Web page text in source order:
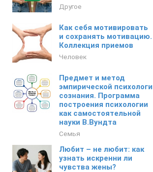
Другое
Как себя мотивировать
и сохранять мотивацию.
Коллекция приемов
Человек
Предмет и метод
эмпирической
сознания. Программа
построения психологии
как самостоятельной
науки В.Вундта
Семья
Любит – не любит: как
узнать искренни ли
чувства жены?